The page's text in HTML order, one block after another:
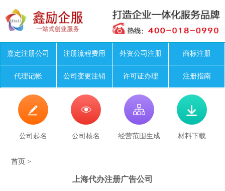
嘉定注册公司 注册流程费用 外资公司注册 商标注册
代理记帐 公司变更注销 许可证办理 注册指南

公司起名

公司核名

经营范围生成

材料下载
首页 >
上海代办注册广告公司